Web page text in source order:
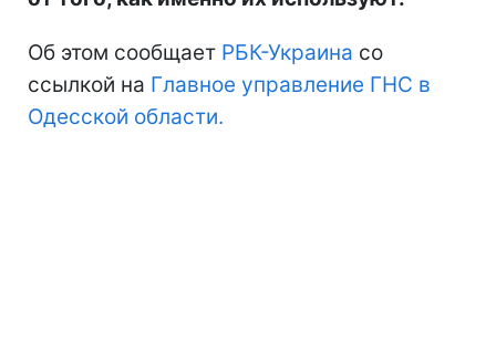
Об этом сообщает РБК-Украина со
ссылкой на Главное управление ГНС в
Одесской области.